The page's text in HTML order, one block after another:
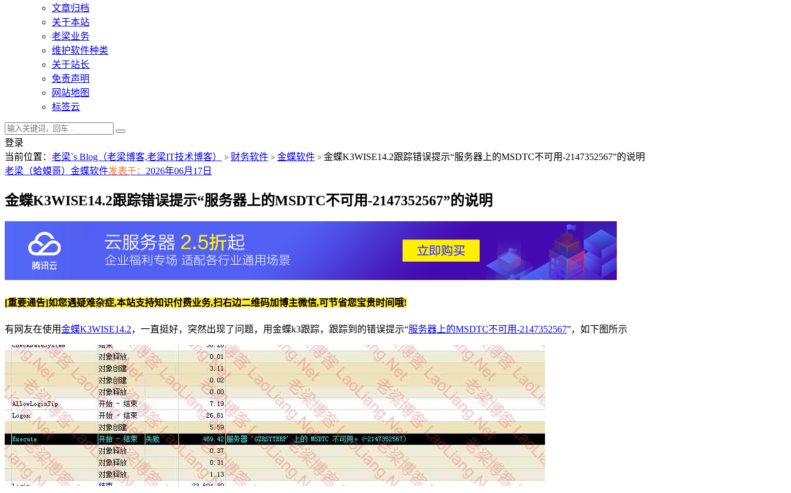
文章归档
关于本站
老梁业务
维护软件种类
关于站长
免责声明
网站地图
标签云
登录
当前位置： 老梁`s Blog（老梁博客,老梁IT技术博客） > 财务软件 > 金蝶软件 > 金蝶K3WISE14.2跟踪错误提示“服务器上的MSDTC不可用-2147352567”的说明
老梁（蛤蟆哥） 金蝶软件发表于： 2026年06月17日
金蝶K3WISE14.2跟踪错误提示“服务器上的MSDTC不可用-2147352567”的说明
[重要通告]如您遇疑难杂症,本站支持知识付费业务,扫右边二维码加博主微信,可节省您宝贵时间哦!
有网友在使用金蝶K3WISE14.2，一直挺好，突然出现了问题，用金蝶k3跟踪，跟踪到的错误提示“服务器上的MSDTC不可用-2147352567”，如下图所示